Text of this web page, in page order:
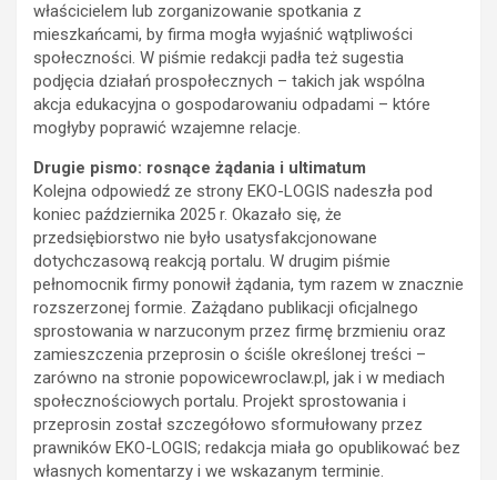
właścicielem lub zorganizowanie spotkania z
mieszkańcami, by firma mogła wyjaśnić wątpliwości
społeczności. W piśmie redakcji padła też sugestia
podjęcia działań prospołecznych – takich jak wspólna
akcja edukacyjna o gospodarowaniu odpadami – które
mogłyby poprawić wzajemne relacje.
Drugie pismo: rosnące żądania i ultimatum
Kolejna odpowiedź ze strony EKO-LOGIS nadeszła pod
koniec października 2025 r. Okazało się, że
przedsiębiorstwo nie było usatysfakcjonowane
dotychczasową reakcją portalu. W drugim piśmie
pełnomocnik firmy ponowił żądania, tym razem w znacznie
rozszerzonej formie. Zażądano publikacji oficjalnego
sprostowania w narzuconym przez firmę brzmieniu oraz
zamieszczenia przeprosin o ściśle określonej treści –
zarówno na stronie popowicewroclaw.pl, jak i w mediach
społecznościowych portalu. Projekt sprostowania i
przeprosin został szczegółowo sformułowany przez
prawników EKO-LOGIS; redakcja miała go opublikować bez
własnych komentarzy i we wskazanym terminie.